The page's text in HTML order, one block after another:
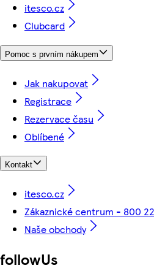
itesco.cz
Clubcard
Pomoc s prvním nákupem
Jak nakupovat
Registrace
Rezervace času
Oblíbené
Kontakt
itesco.cz
Zákaznické centrum - 800
Naše obchody
followUs